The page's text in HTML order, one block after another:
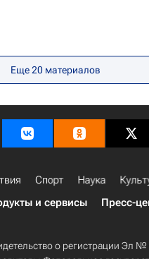
Еще20 материалов
Спорт Наука
и сервисы Пресс-
о регистрации Эл